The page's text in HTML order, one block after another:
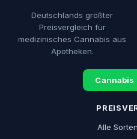
Deutschlands größter
Preisvergleich für
medizinisches Cannabis aus
Apotheken.
Cannabis
Alle